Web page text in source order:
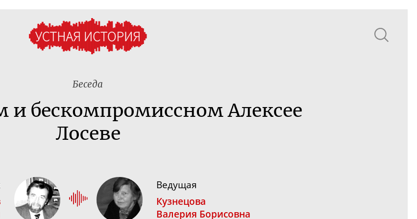
Беседа
и бескомпромиссном Алексее
Лосеве
Ведущая
Кузнецова
Валерия Борисовна